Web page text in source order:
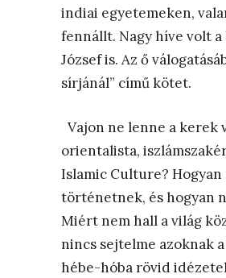
indiai egyetemeken,
fennállt. Nagy híve volt
József is. Az ő
sírjánál” című kötet.
Vajon ne lenne a kerek
orientalista,
Islamic Culture?
történetnek, és hogyan
Miért nem hall a világ
nincs sejtelme azoknak
hébe-hóba rövid